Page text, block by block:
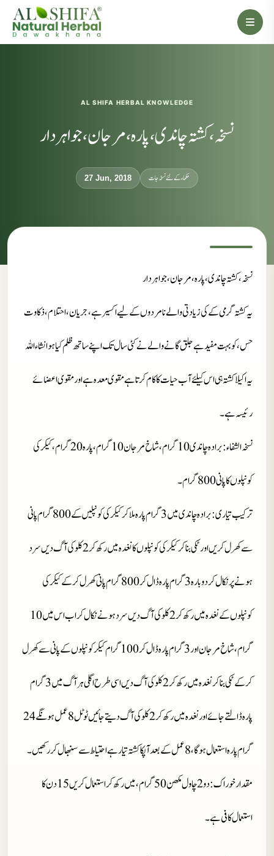
AL SHIFA HERBAL KNOWLEDGE
نسخہ، کشتہ چاندی، پارہ، مرجان، جواہردار
27 Jun, 2018 حکماء کےلئے نسخہ جات
نسخہ، کشتہ چاندی، پارہ، مرجان، جواہردار
یہ کشتہ گرمی کے کی زیادتی والے نامردوں کے لیے اکسیرہے، جریان، احتلام، ذکاوت
حس، کو بہت مفید ہے جلق گانے والے نے کئی سال تک اپنے ساتھ ظلم کیا ہو انشاءاللہ
یہ اکیلا کشتہ ہی اس کیلئے آب حیات کا کام کرتا ہے مقوی معدہ ہے اور مقوی اعضائے
رئیسہ ہے۔
نسخہ الشفاء
: برادہ چاندی 10 گرام، شاخ مرجان 10 گرام، پارہ 20 گرام، کیکر کی
کونپلوں کا پانی 800 گرام۔
ترکیب تیاری
: برادہ چاندی میں 3 گرام پارہ ملا کر کیکر کی کونپلیں کے 800 گرام پانی
سے کھرل کریں اور ٹکی بنا کر کیکر کی کونپلوں کا نغدہ میں رکھ کر 2 کلو کی آگ دیں سرد
ہونے پر نکال کر دوبارہ 3 گرام پارہ ڈال کر 800 گرام پانی کھرل کر کے کیکر کی
کونپلوں کے نغدہ میں رکھ کر 2 کلو کی آگ دیں سرد ہونے نکال کر اب اس میں 10
گرام، شاخ مرجان اور 3 گرام پارہ ڈال کر 100 گرام کیکر کونپلوں کے پانی سے کھرل
کرکے ٹکی بنا کر نغدہ میں رکھ کر 2 کلو کی آگ دیں اسی طرح اگلی ہر آگ میں 3 گرام
پارہ ڈالتے جائے اور نغدہ میں رکھ کر 2 کلو کی آگ دیتے جائیں ٹوٹل 8 عمل ہونگے 24
گرام پارہ استعمال ہوگا، 8 عمل کے بعد آپکا کشتہ تیار ہے احتیاط سے سنبھال کر رکھیں۔
مقدار خوراک
: دو 2 چاول مکھن 50 گرام، میں رکھ کر استعمال کریں 15 دن کا
استعمال کافی ہے۔